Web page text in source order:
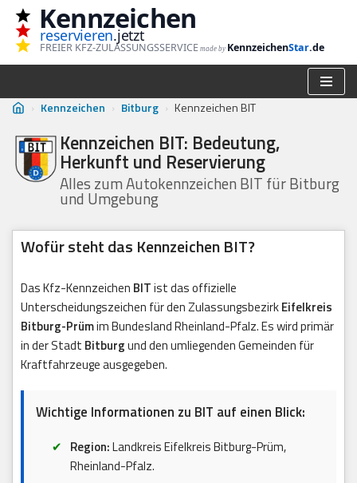
Zum
Inhalt
Kennzeichen
reservieren.jetzt
FREIER KFZ-ZULASSUNGSSERVICE made by KennzeichenStar.de
› Kennzeichen › Bitburg › Kennzeichen BIT
Kennzeichen BIT: Bedeutung,
Herkunft und Reservierung
Alles zum Autokennzeichen BIT für Bitburg
und Umgebung
Wofür steht das Kennzeichen BIT?
Das Kfz-Kennzeichen BITist das offizielle
Unterscheidungszeichen für den ZulassungsbezirkEifelkreis
Bitburg-Prümim Bundesland Rheinland-Pfalz. Es wird primär
in der Stadt Bitburgund den umliegenden Gemeinden für
Kraftfahrzeuge ausgegeben.
Wichtige Informationen zu BIT auf einen Blick:
Region:Landkreis Eifelkreis Bitburg-Prüm,
Rheinland-Pfalz.